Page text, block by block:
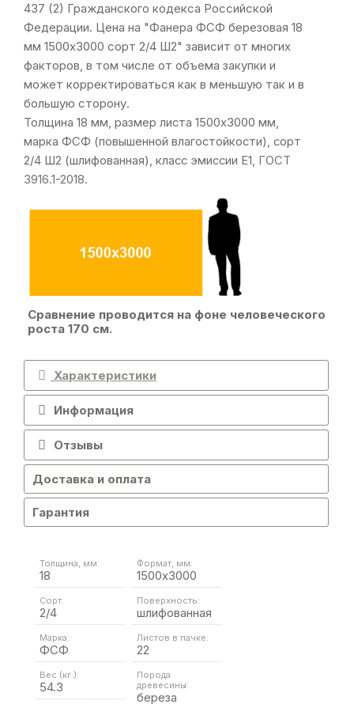
437 (2) Гражданского кодекса Российской
Федерации. Цена на "Фанера ФСФ березовая 18
мм 1500х3000 сорт 2/4 Ш2" зависит от многих
факторов, в том числе от объема закупки и
может корректироваться как в меньшую так и в
большую сторону.
Толщина 18 мм, размер листа 1500х3000 мм,
марка ФСФ (повышенной влагостойкости), сорт
2/4 Ш2 (шлифованная), класс эмиссии Е1, ГОСТ
3916.1-2018.
Сравнение проводится на фоне человеческого
роста 170 см.
Характеристики
Информация
Отзывы
Доставка и оплата
Гарантия
Толщина, мм:
18
Формат, мм:
1500х3000
Сорт:
2/4
Поверхность:
шлифованная
Марка:
ФСФ
Листов в пачке:
22
Вес (кг.):
54.3
Порода
древесины:
береза